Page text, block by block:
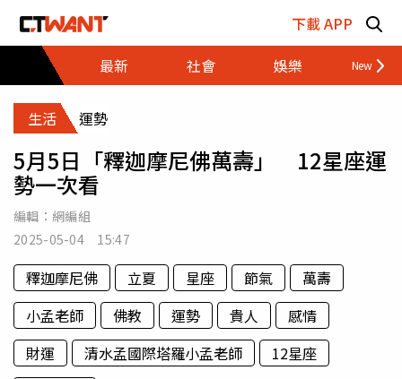
下載 APP
最新
社會 娛樂 財經
生活 運勢
5月5日「釋迦摩尼佛萬壽」 12星座運
勢一次看
編輯： 網編組
2025-05-04 15:47
釋迦摩尼佛 立夏 星座 節氣
萬壽
小孟老師
佛教 運勢 貴人
感情
財運
清水孟國際塔羅小孟老師
12星座